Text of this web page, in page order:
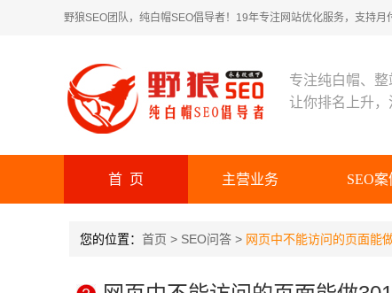
野狼SEO团队，纯白帽SEO倡导者！19年专注网站优化服务，支持月
专注纯白帽、
让你排名上升，
首 页 主营业务 SEO案
您的位置： 首页 > SEO问答 > 网页中不能访问的页面能